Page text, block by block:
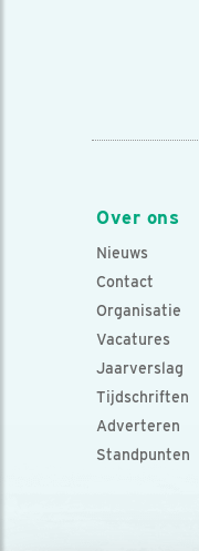
Over ons
Nieuws
Contact
Organisatie
Vacatures
Jaarverslag
Tijdschriften
Adverteren
Standpunten